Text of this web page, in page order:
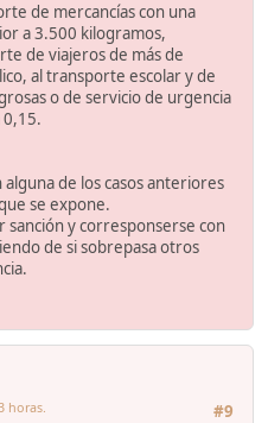
de mercancías con una
a 3.500 kilogramos,
de viajeros de más de
al transporte escolar y de
o de servicio de urgencia
de los casos anteriores
se expone.
y corresponserse con
de si sobrepasa otros
#9
horas.